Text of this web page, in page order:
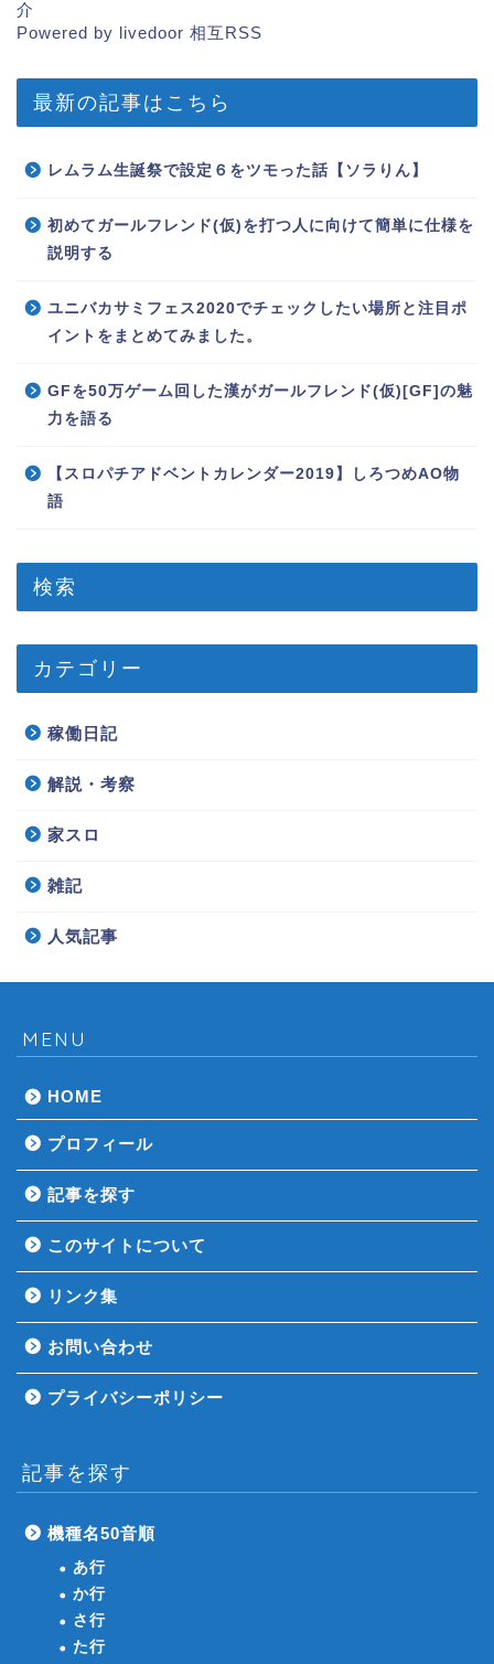
介
Powered by livedoor 相互RSS
最新の記事はこちら
レムラム生誕祭で設定６をツモった話【ソラりん】
初めてガールフレンド(仮)を打つ人に向けて簡単に仕様を
説明する
ユニバカサミフェス2020でチェックしたい場所と注目ポ
イントをまとめてみました。
GFを50万ゲーム回した漢がガールフレンド(仮)[GF]の魅
力を語る
【スロパチアドベントカレンダー2019】しろつめAO物
語
検索
カテゴリー
稼働日記
解説・考察
家スロ
雑記
人気記事
MENU
HOME
プロフィール
記事を探す
このサイトについて
リンク集
お問い合わせ
プライバシーポリシー
記事を探す
機種名50音順
あ行
か行
さ行
た行